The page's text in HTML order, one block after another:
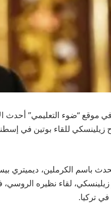
موقع “ضوء التعليمي” أحدث
زيلينسكي للقاء بوتين في
باسم الكرملين، ديميتري
زيلينسكي، لقاء نظيره
تركيا.